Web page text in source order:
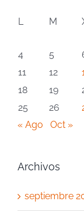
L
M
4
5
11
12
18
19
25
26
« Ago
Oct »
Archivos
septiembre